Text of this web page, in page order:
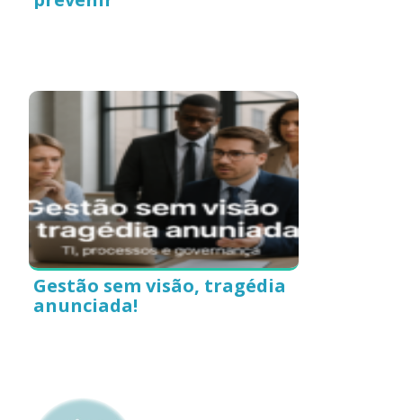
Gestão sem visão, tragédia
anunciada!